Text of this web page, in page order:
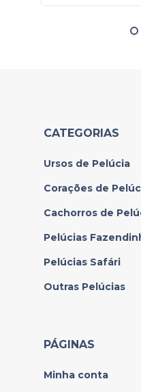
CATEGORIAS
Ursos de Pelúcia
Corações de
Cachorros de
Pelúcias
Pelúcias Safári
Outras Pelúcias
PÁGINAS
Minha conta